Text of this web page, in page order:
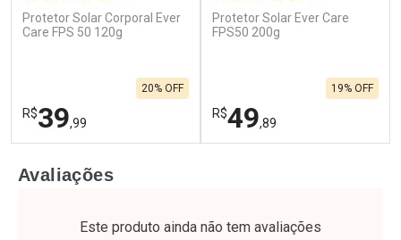
Protetor Solar Corporal Ever
Care FPS 50 120g
R$39,99
20% OFF
Laboratório
Por Menos
Protetor Solar Ever Care
FPS50 200g
R$49,89
19% OFF
Laboratório
Por Menos
Avaliações
Este produto ainda não tem avaliações